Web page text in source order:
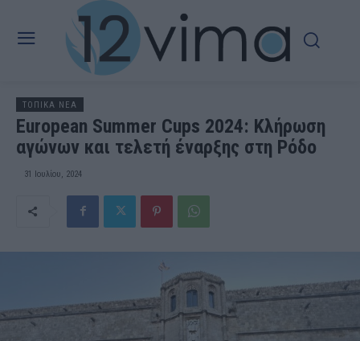
ΤΟΠΙΚΑ ΝΕΑ
European Summer Cups 2024: Κλήρωση
αγώνων και τελετή έναρξης στη Ρόδο
31 Ιουλίου, 2024